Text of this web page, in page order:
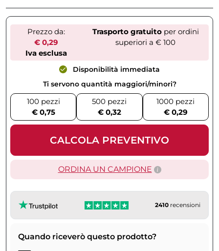
Prezzo da:
€ 0,29
Iva esclusa
Trasporto gratuitoper ordini
superiori a € 100
Disponibilità immediata
Ti servono quantità maggiori/minori?
100 pezzi
€ 0,75
500 pezzi
€ 0,32
1000 pezzi
€ 0,29
CALCOLA PREVENTIVO
ORDINA UN CAMPIONE
2410 recensioni
Quando riceverò questo prodotto?